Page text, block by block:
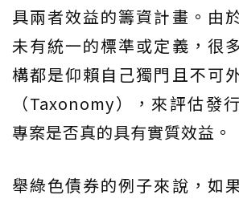
具兩者效益的籌資計畫。由
未有統一的標準或定義，很
構都是仰賴自己獨門且不可
（Taxonomy），來評估發
專案是否真的具有實質效益。
舉綠色債券的例子來說，如